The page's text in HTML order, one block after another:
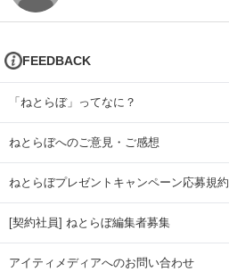
FEEDBACK
「ねとらぼ」ってなに？
ねとらぼへのご意見・ご感想
ねとらぼプレゼントキャンペーン応募規約
[契約社員] ねとらぼ編集者募集
アイティメディアへのお問い合わせ